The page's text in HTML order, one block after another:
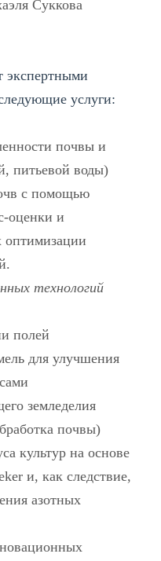
Суккова
экспертными
услуги:
почвы и
питьевой воды)
с помощью
оценки и
оптимизации
технологий
полей
для улучшения
земледелия
почвы)
культур на основе
и, как следствие,
азотных